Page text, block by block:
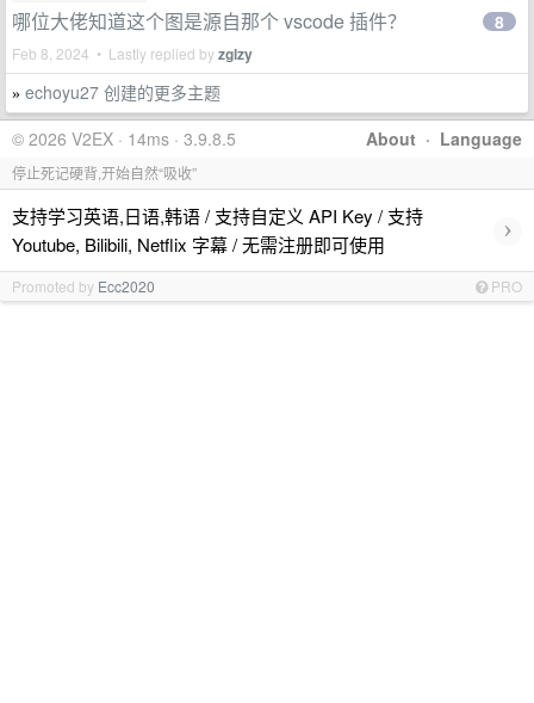
哪位大佬知道这个图是源自那个 vscode 插件？
Feb 8, 2024 • Lastly replied byzglzy
8
» echoyu27 创建的更多主题
About · Language
© 2026 V2EX · 14ms · 3.9.8.5
停止死记硬背,开始自然“吸收”
支持学习英语,日语,韩语 / 支持自定义 API Key / 支持
Youtube, Bilibili, Netflix 字幕 / 无需注册即可使用
›
Promoted by Ecc2020 PRO